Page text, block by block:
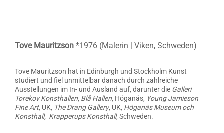
Tove Mauritzson *1976 (Malerin | Viken, Schweden)
Tove Mauritzson hat in Edinburgh und Stockholm Kunst
studiert und fiel unmittelbar danach durch zahlreiche
Ausstellungen im In- und Ausland auf, darunter die Galleri
Torekov Konsthallen, Blå Hallen, Höganäs, Young Jamieson
Fine Art, UK, The Drang Gallery, UK, Höganäs Museum och
Konsthall, Krapperups Konsthall, Schweden.